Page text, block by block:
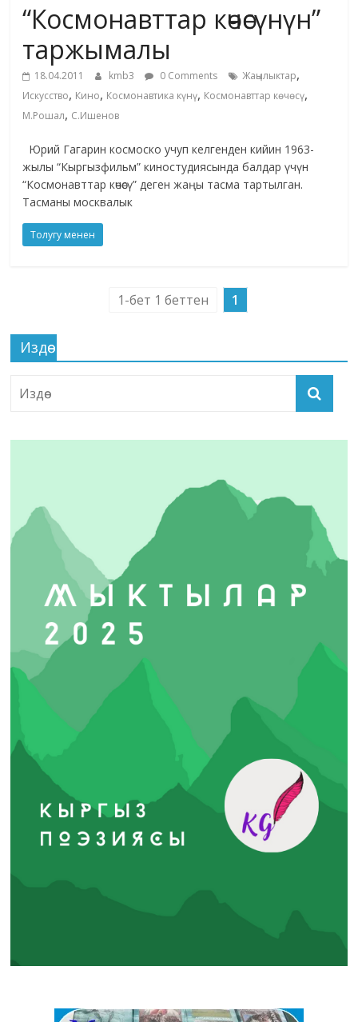
жана
“Космонавттар көчөсүнүн”
таржымалы
18.04.2011 kmb3 0 Comments Жаңылыктар,
Искусство, Кино, Космонавтика күнү, Космонавттар көчөсү,
М.Рошал, С.Ишенов
Юрий Гагарин космоско учуп келгенден кийин 1963-
жылы “Кыргызфильм” киностудиясында балдар үчүн
“Космонавттар көчөсү” деген жаңы тасма тартылган.
Тасманы москвалык
Толугу менен
1-бет 1 беттен 1
Издөө